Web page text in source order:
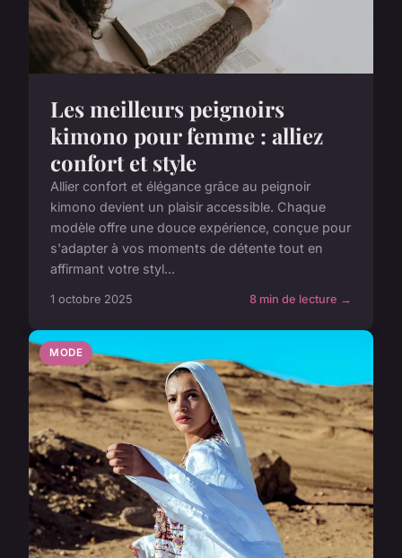
Les meilleurs peignoirs
kimono pour femme : alliez
confort et style
Allier confort et élégance grâce au peignoir
kimono devient un plaisir accessible. Chaque
modèle offre une douce expérience, conçue pour
s'adapter à vos moments de détente tout en
affirmant votre styl...
1 octobre 2025 8 min de lecture →
MODE